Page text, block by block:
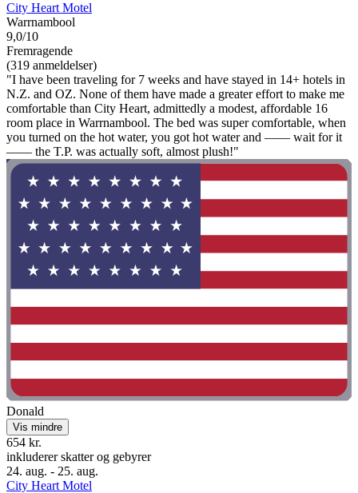
City Heart Motel
Warrnambool
9,0/10
Fremragende
(319 anmeldelser)
"I have been traveling for 7 weeks and have stayed in 14+ hotels in
N.Z. and OZ. None of them have made a greater effort to make me
comfortable than City Heart, admittedly a modest, affordable 16
room place in Warrnambool. The bed was super comfortable, when
you turned on the hot water, you got hot water and —— wait for it
—— the T.P. was actually soft, almost plush!"
Donald
Vis mindre
654 kr.
inkluderer skatter og gebyrer
24. aug. - 25. aug.
City Heart Motel